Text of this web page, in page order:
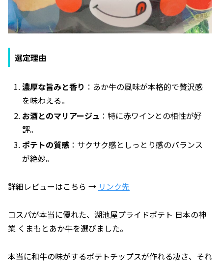
選定理由
濃厚な旨みと香り ：あか牛の風味が本格的で贅沢感
を味わえる。
お酒とのマリアージュ ：特に赤ワインとの相性が好
評。
ポテトの質感 ：サクサク感としっとり感のバランス
が絶妙。
詳細レビューはこちら → リンク先
コスパが本当に優れた、湖池屋プライドポテト 日本の神
業 くまもとあか牛を選びました。
本当に和牛の味がするポテトチップスが作れる凄さ、それ